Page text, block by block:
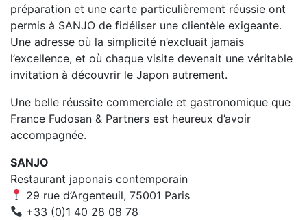
préparation et une carte particulièrement réussie ont
permis à SANJO de fidéliser une clientèle exigeante.
Une adresse où la simplicité n’excluait jamais
l’excellence, et où chaque visite devenait une véritable
invitation à découvrir le Japon autrement.
Une belle réussite commerciale et gastronomique que
France Fudosan & Partners est heureux d’avoir
accompagnée.
SANJO
Restaurant japonais contemporain
29 rue d’Argenteuil, 75001 Paris
+33 (0)1 40 28 08 78